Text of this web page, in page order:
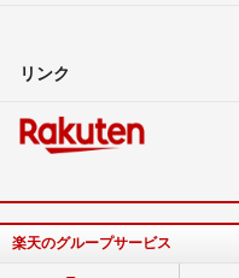
リンク
楽天のグループサービス